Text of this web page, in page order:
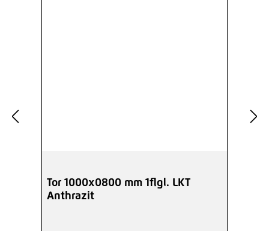
Tor 1000x0800 mm 1flgl. LKT
Anthrazit